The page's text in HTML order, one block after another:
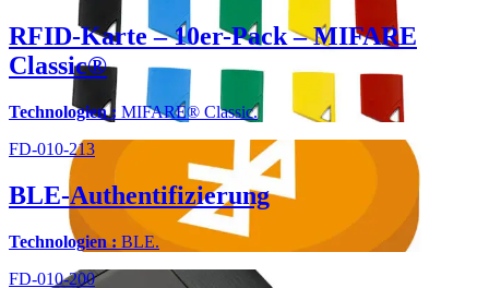
RFID-Karte – 10er-Pack – MIFARE
Classic®
Technologien : MIFARE® Classic.
FD-010-213
BLE-Authentifizierung
Technologien : BLE.
FD-010-200